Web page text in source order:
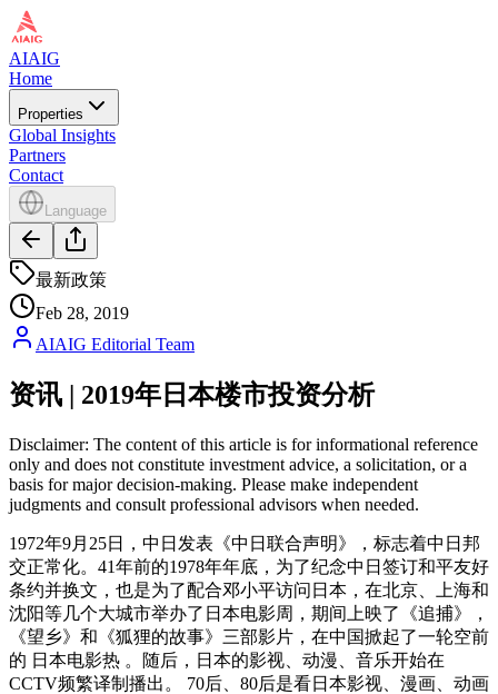
AIAIG
Home
Properties
Global Insights
Partners
Contact
Language
最新政策
Feb 28, 2019
AIAIG Editorial Team
资讯 | 2019年日本楼市投资分析
Disclaimer: The content of this article is for informational reference
only and does not constitute investment advice, a solicitation, or a
basis for major decision-making. Please make independent
judgments and consult professional advisors when needed.
1972年9月25日，中日发表《中日联合声明》，标志着中日邦
交正常化。41年前的1978年年底，为了纪念中日签订和平友好
条约并换文，也是为了配合邓小平访问日本，在北京、上海和
沈阳等几个大城市举办了日本电影周，期间上映了《追捕》，
《望乡》和《狐狸的故事》三部影片，在中国掀起了一轮空前
的 日本电影热 。随后，日本的影视、动漫、音乐开始在
CCTV频繁译制播出。 70后、80后是看日本影视、漫画、动画